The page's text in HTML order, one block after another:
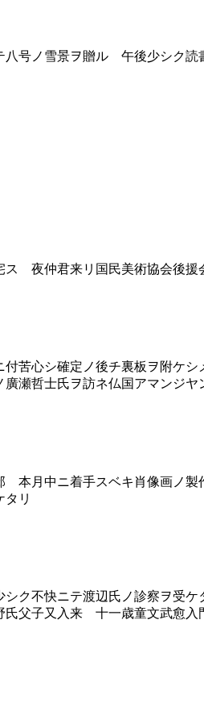
ノ雪景ヲ贈ル 午後少シク読
仲君来リ国民美術協会後援会
心シ確定ノ後チ裏板ヲ附ケシ
瀬哲士氏ヲ訪ネ仏国アマンジ
中ニ着手スベキ肖像画ノ製
リ
不快ニテ渡辺氏ノ診察ヲ受
氏父子又入来 十一歳童文武愈入